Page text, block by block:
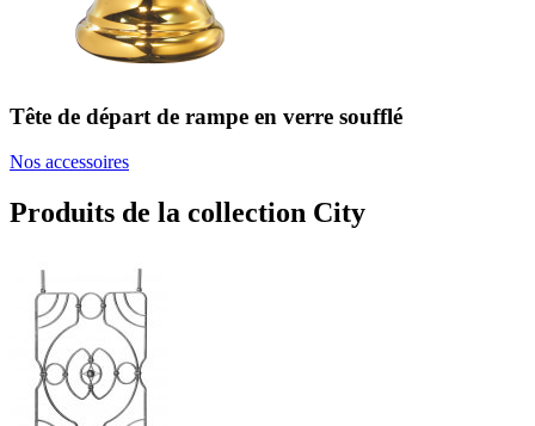
Tête de départ de rampe en verre soufflé
Nos accessoires
Produits de la collection City